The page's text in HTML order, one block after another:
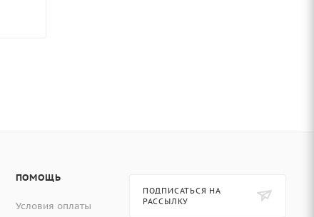
ПОМОЩЬ
Условия оплаты
ПОДПИСАТЬСЯ НА
РАССЫЛКУ